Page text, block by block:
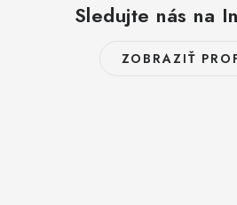
Sledujte nás na
ZOBRAZIŤ